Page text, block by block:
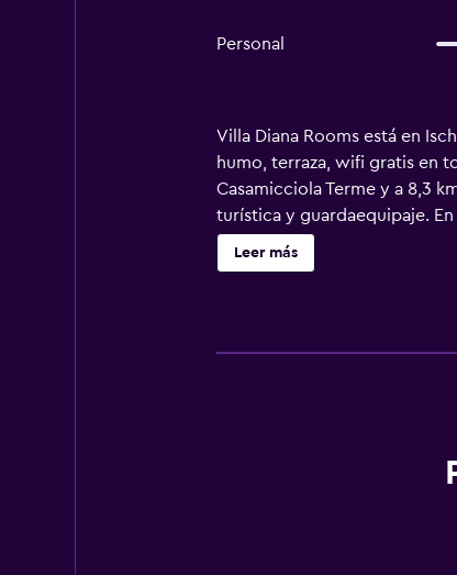
Personal
Villa Diana Rooms está en
humo, terraza, wifi gratis en
Casamicciola Terme y a 8,3
turística y guardaequipaje.
privado con bidet y artículos
alojamiento tienen aire
Leer más